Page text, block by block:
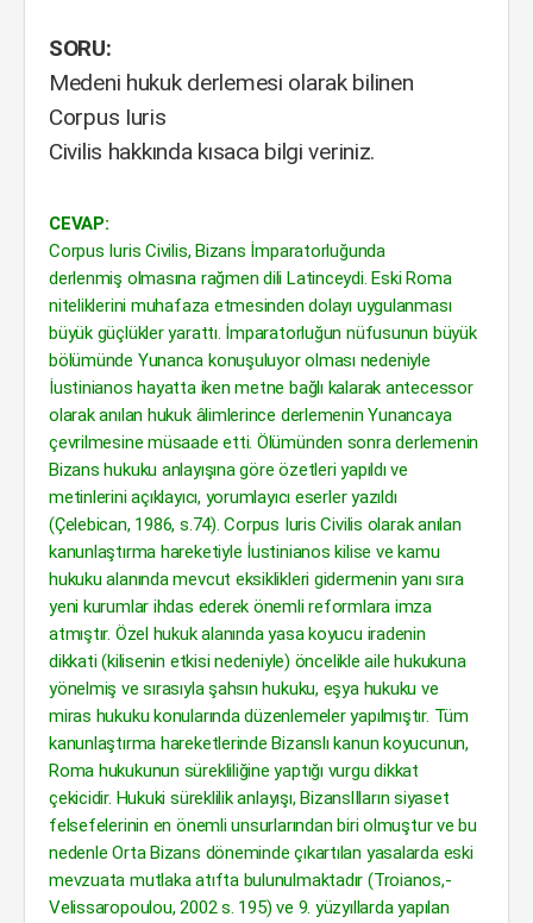
SORU:
Medeni hukuk derlemesi olarak bilinen
Corpus Iuris
Civilis hakkında kısaca bilgi veriniz.
CEVAP:
Corpus Iuris Civilis, Bizans İmparatorluğunda
derlenmiş olmasına rağmen dili Latinceydi. Eski Roma
niteliklerini muhafaza etmesinden dolayı uygulanması
büyük güçlükler yarattı. İmparatorluğun nüfusunun büyük
bölümünde Yunanca konuşuluyor olması nedeniyle
İustinianos hayatta iken metne bağlı kalarak antecessor
olarak anılan hukuk âlimlerince derlemenin Yunancaya
çevrilmesine müsaade etti. Ölümünden sonra derlemenin
Bizans hukuku anlayışına göre özetleri yapıldı ve
metinlerini açıklayıcı, yorumlayıcı eserler yazıldı
(Çelebican, 1986, s.74). Corpus Iuris Civilis olarak anılan
kanunlaştırma hareketiyle İustinianos kilise ve kamu
hukuku alanında mevcut eksiklikleri gidermenin yanı sıra
yeni kurumlar ihdas ederek önemli reformlara imza
atmıştır. Özel hukuk alanında yasa koyucu iradenin
dikkati (kilisenin etkisi nedeniyle) öncelikle aile hukukuna
yönelmiş ve sırasıyla şahsın hukuku, eşya hukuku ve
miras hukuku konularında düzenlemeler yapılmıştır. Tüm
kanunlaştırma hareketlerinde Bizanslı kanun koyucunun,
Roma hukukunun sürekliliğine yaptığı vurgu dikkat
çekicidir. Hukuki süreklilik anlayışı, BizanslIların siyaset
felsefelerinin en önemli unsurlarından biri olmuştur ve bu
nedenle Orta Bizans döneminde çıkartılan yasalarda eski
mevzuata mutlaka atıfta bulunulmaktadır (Troianos,-
Velissaropoulou, 2002 s. 195) ve 9. yüzyıllarda yapılan